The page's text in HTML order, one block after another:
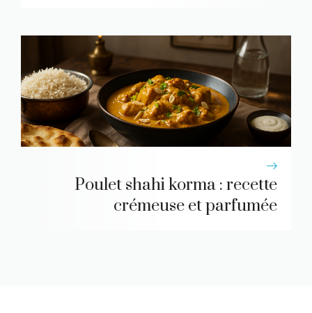
Poulet shahi korma : recette
crémeuse et parfumée